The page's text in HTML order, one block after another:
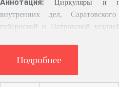
Аннотация:
Циркуляры и
внутренних дел,
губернской и Петровской
сведения об экономическом,
состоянии волости; решения
Подробнее